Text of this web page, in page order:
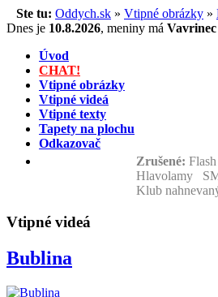
Ste tu: Oddych.sk » Vtipné obrázky »
Dnes je 10.8.2026, meniny má Vavrinec
Úvod
CHAT!
Vtipné obrázky
Vtipné videá
Vtipné texty
Tapety na plochu
Odkazovač
Zrušené:
Hlavolamy
Klub
Vtipné videá
Bublina